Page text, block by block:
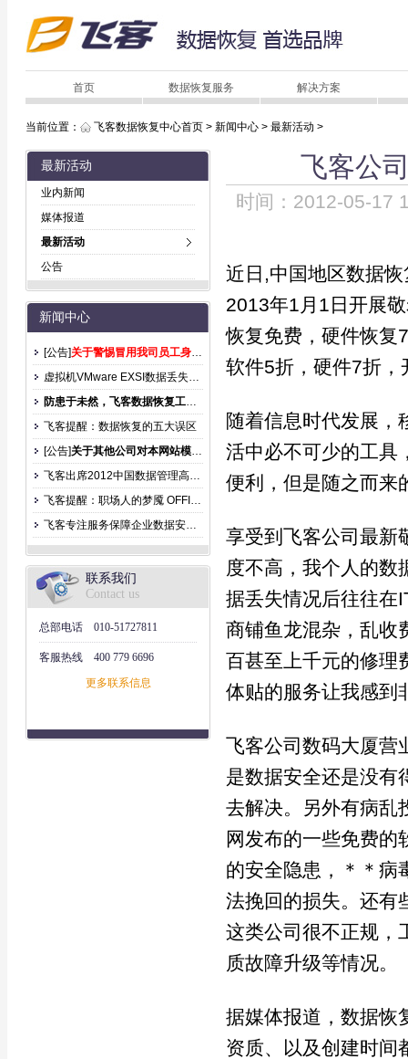
首页 数据恢复服务 解决方案
当前位置： 飞客数据恢复中心首页 > 新闻中心 > 最新活动 >
最新活动
业内新闻
媒体报道
最新活动
公告
新闻中心
[公告]关于警惕冒用我司员工身份诈骗的声明
虚拟机VMware EXSI数据丢失后怎么恢复？
防患于未然，飞客数据恢复工程师提示您，硬盘日常使用注意事项：
飞客提醒：数据恢复的五大误区
[公告]关于其他公司对本网站模仿公告
飞客出席2012中国数据管理高峰论坛
飞客提醒：职场人的梦魇 OFFICE文件丢失
飞客专注服务保障企业数据安全防止泄露
联系我们
Contact us
总部电话 010-51727811
客服热线
400 779 6696
更多联系信息
飞客公
时间：2012-05-17
近日,中国地区数据
2013年1月1日开展
恢复免费，硬件恢复
软件5折，硬件7折，
随着信息时代发展，
活中必不可少的工具
便利，但是随之而来
享受到飞客公司最新
度不高，我个人的数
据丢失情况后往往在
商铺鱼龙混杂，乱收
百甚至上千元的修理
体贴的服务让我感到
飞客公司数码大厦营
是数据安全还是没有
去解决。另外有病乱
网发布的一些免费的
的安全隐患，＊＊病
法挽回的损失。还有
这类公司很不正规，
质故障升级等情况。
据媒体报道，数据恢
资质、以及创建时间